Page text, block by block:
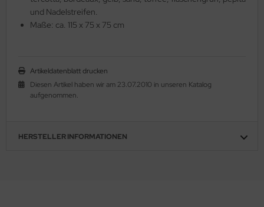
und Nadelstreifen.
Maße: ca. 115 x 75 x 75 cm
Artikeldatenblatt drucken
Diesen Artikel haben wir am 23.07.2010 in unseren Katalog
aufgenommen.
HERSTELLER INFORMATIONEN